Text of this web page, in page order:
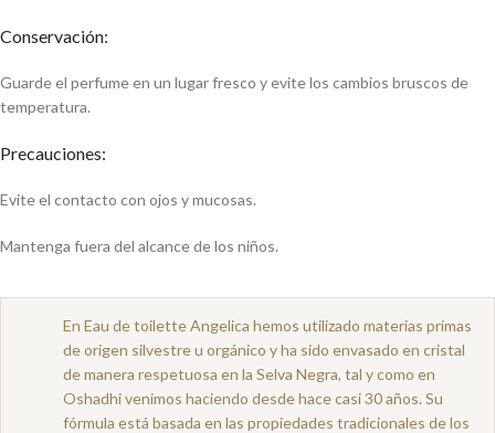
Conservación:
Guarde el perfume en un lugar fresco y evite los cambios bruscos de
temperatura.
Precauciones:
Evite el contacto con ojos y mucosas.
Mantenga fuera del alcance de los niños.
En Eau de toilette Angelica hemos utilizado materias primas
de origen silvestre u orgánico y ha sido envasado en cristal
de manera respetuosa en la Selva Negra, tal y como en
Oshadhi venimos haciendo desde hace casi 30 años. Su
fórmula está basada en las propiedades tradicionales de los